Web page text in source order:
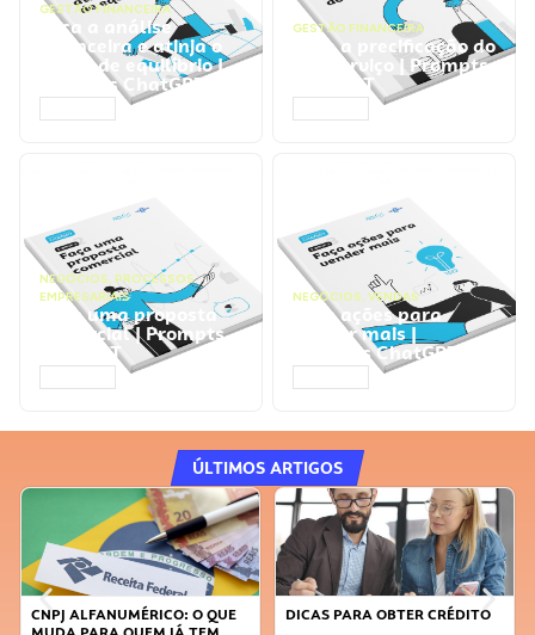
GESTÃO FINANCEIRA
Faça a análise
financeira e atinja o
ponto de equilíbrio |
Prompts ChatGPT
GESTÃO FINANCEIRA
Faça a precificação do
seu serviço | Prompts
ChatGPT
NEGÓCIOS, PROCESSOS
EMPRESARIAIS
Faça uma proposta
comercial | Prompts
ChatGPT
NEGÓCIOS, VENDAS
Faça ações para
vender mais |
Prompts ChatGPT
ÚLTIMOS ARTIGOS
DICAS PARA OBTER CRÉDITO
FAÇA A DIFERENÇA: SEJA